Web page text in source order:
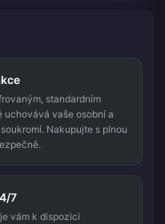
standardním
vaše osobní a
Nakupujte s plnou
7
vám k dispozici